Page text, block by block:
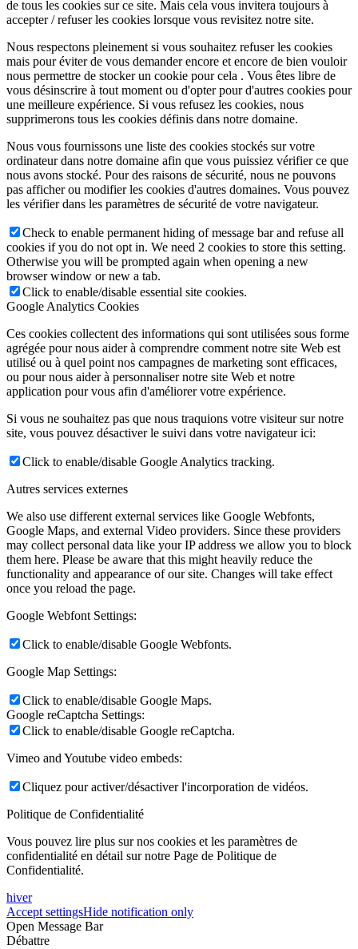
de tous les cookies sur ce site. Mais cela vous invitera toujours à
accepter / refuser les cookies lorsque vous revisitez notre site.
Nous respectons pleinement si vous souhaitez refuser les cookies
mais pour éviter de vous demander encore et encore de bien vouloir
nous permettre de stocker un cookie pour cela . Vous êtes libre de
vous désinscrire à tout moment ou d'opter pour d'autres cookies pour
une meilleure expérience. Si vous refusez les cookies, nous
supprimerons tous les cookies définis dans notre domaine.
Nous vous fournissons une liste des cookies stockés sur votre
ordinateur dans notre domaine afin que vous puissiez vérifier ce que
nous avons stocké. Pour des raisons de sécurité, nous ne pouvons
pas afficher ou modifier les cookies d'autres domaines. Vous pouvez
les vérifier dans les paramètres de sécurité de votre navigateur.
Check to enable permanent hiding of message bar and refuse all
cookies if you do not opt in. We need 2 cookies to store this setting.
Otherwise you will be prompted again when opening a new
browser window or new a tab.
Click to enable/disable essential site cookies.
Google Analytics Cookies
Ces cookies collectent des informations qui sont utilisées sous forme
agrégée pour nous aider à comprendre comment notre site Web est
utilisé ou à quel point nos campagnes de marketing sont efficaces,
ou pour nous aider à personnaliser notre site Web et notre
application pour vous afin d'améliorer votre expérience.
Si vous ne souhaitez pas que nous traquions votre visiteur sur notre
site, vous pouvez désactiver le suivi dans votre navigateur ici:
Click to enable/disable Google Analytics tracking.
Autres services externes
We also use different external services like Google Webfonts,
Google Maps, and external Video providers. Since these providers
may collect personal data like your IP address we allow you to block
them here. Please be aware that this might heavily reduce the
functionality and appearance of our site. Changes will take effect
once you reload the page.
Google Webfont Settings:
Click to enable/disable Google Webfonts.
Google Map Settings:
Click to enable/disable Google Maps.
Google reCaptcha Settings:
Click to enable/disable Google reCaptcha.
Vimeo and Youtube video embeds:
Cliquez pour activer/désactiver l'incorporation de vidéos.
Politique de Confidentialité
Vous pouvez lire plus sur nos cookies et les paramètres de
confidentialité en détail sur notre Page de Politique de
Confidentialité.
hiver
Accept settingsHide notification only
Open Message Bar
Débattre